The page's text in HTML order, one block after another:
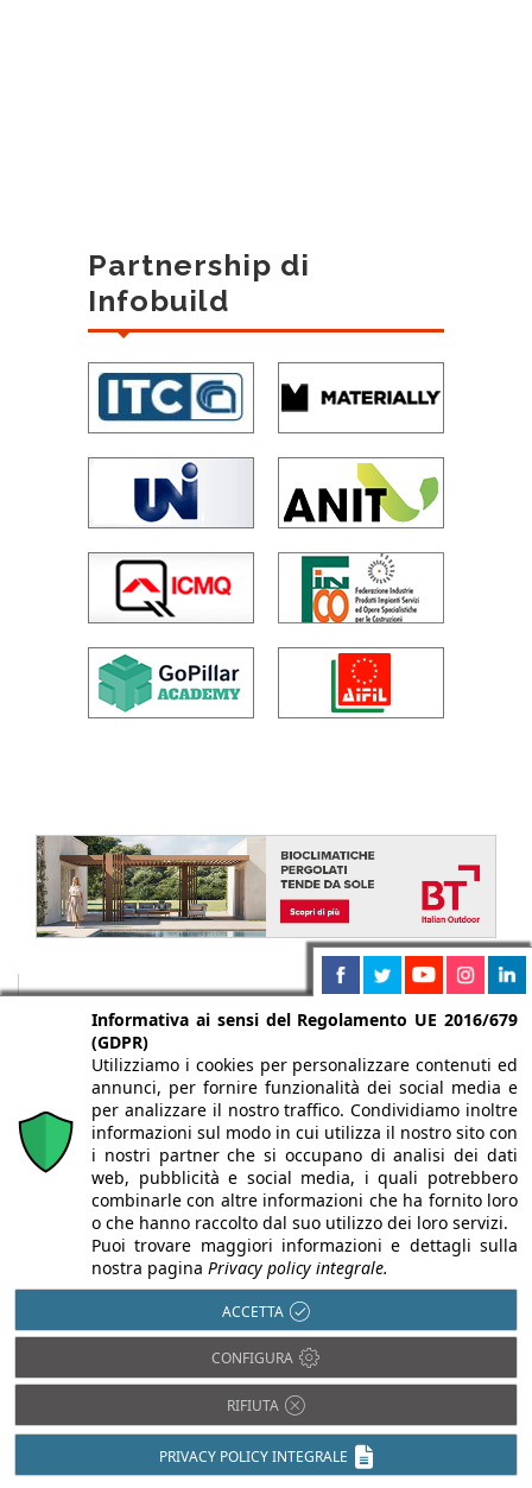
Partnership di
Infobuild
Chi siamo Autori Per la tua pubblicità
Iscriviti alla
newsletter
Infobuild è testata registrata presso il Tribunale di Milano al n° 63
dell’8/3/2013 - ISSN 2282-2267
© 2000-2026 Infoweb srl - P.IVA 13155920153 - Tutti i diritti
Informativa ai sensi del Regolamento UE 2016/679
(GDPR)
Utilizziamo i cookies per personalizzare contenuti ed
annunci, per fornire funzionalità dei social media e
per analizzare il nostro traffico. Condividiamo inoltre
informazioni sul modo in cui utilizza il nostro sito con
i nostri partner che si occupano di analisi dei dati
web, pubblicità e social media, i quali potrebbero
combinarle con altre informazioni che ha fornito loro
o che hanno raccolto dal suo utilizzo dei loro servizi.
Puoi trovare maggiori informazioni e dettagli sulla
nostra pagina Privacy policy integrale.
ACCETTA
CONFIGURA
RIFIUTA
PRIVACY POLICY INTEGRALE